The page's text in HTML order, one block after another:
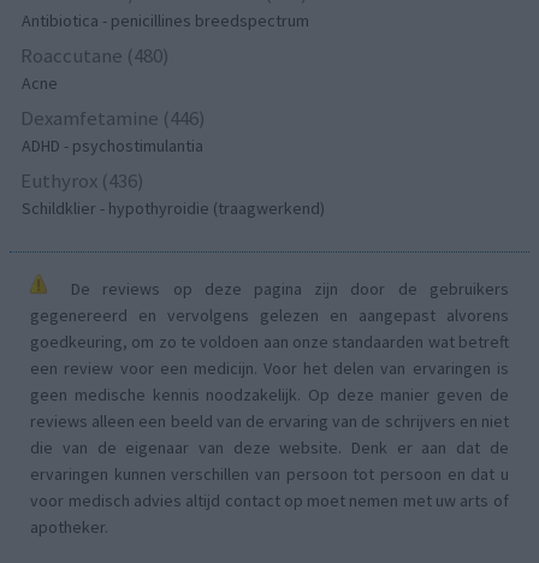
Antibiotica - penicillines breedspectrum
Roaccutane (480)
Acne
Dexamfetamine (446)
ADHD - psychostimulantia
Euthyrox (436)
Schildklier - hypothyroidie (traagwerkend)
De reviews op deze pagina zijn door de gebruikers
gegenereerd en vervolgens gelezen en aangepast alvorens
goedkeuring, om zo te voldoen aan onze standaarden wat betreft
een review voor een medicijn. Voor het delen van ervaringen is
geen medische kennis noodzakelijk. Op deze manier geven de
reviews alleen een beeld van de ervaring van de schrijvers en niet
die van de eigenaar van deze website. Denk er aan dat de
ervaringen kunnen verschillen van persoon tot persoon en dat u
voor medisch advies altijd contact op moet nemen met uw arts of
apotheker.